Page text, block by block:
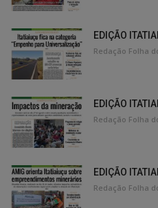
EDIÇÃO
Redação Folha
EDIÇÃO
Redação Folha
EDIÇÃO
Redação Folha